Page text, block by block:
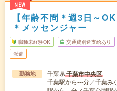
NEW
【年齢不問＊週3日～
＊メッセンジャー
職種未経験OK 交通費別途支給あり
派遣
勤務地 千葉県千葉市中央区
千葉駅から---分／千葉み